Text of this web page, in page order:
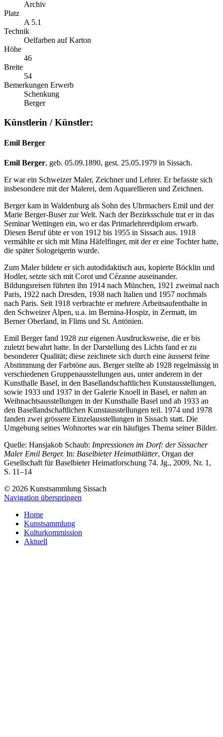
Archiv
Platz
A 5.1
Technik
Oelfarben auf Karton
Höhe
46
Breite
54
Bemerkungen Erwerb
Schenkung
Berger
Künstlerin / Künstler:
Emil Berger
Emil Berger, geb. 05.09.1890, gest. 25.05.1979 in Sissach.
Er war ein Schweizer Maler, Zeichner und Lehrer. Er befasste sich
insbesondere mit der Malerei, dem Aquarellieren und Zeichnen.
Berger kam in Waldenburg als Sohn des Uhrmachers Emil und der
Marie Berger-Buser zur Welt. Nach der Bezirksschule trat er in das
Seminar Wettingen ein, wo er das Primarlehrerdiplom erwarb.
Diesen Beruf übte er von 1912 bis 1955 in Sissach aus. 1918
vermählte er sich mit Mina Häfelfinger, mit der er eine Tochter hatte,
die später Sologeigerin wurde.
Zum Maler bildete er sich autodidaktisch aus, kopierte Böcklin und
Hodler, setzte sich mit Corot und Cézanne auseinander.
Bildungsreisen führten ihn 1914 nach München, 1921 zweimal nach
Paris, 1922 nach Dresden, 1938 nach Italien und 1957 nochmals
nach Paris. Seit 1918 verbrachte er mehrere Arbeitsaufenthalte in
den Schweizer Alpen, u.a. im Bernina-Hospiz, in Zermatt, im
Berner Oberland, in Flims und St. Antönien.
Emil Berger fand 1928 zur eigenen Ausdrucksweise, die er bis
zuletzt bewahrt hatte. In der Darstellung des Lichts fand er zu
besonderer Qualität; diese zeichnete sich durch eine äusserst feine
Abstimmung der Farbtöne aus. Berger stellte ab 1928 regelmässig in
verschiedenen Gruppenausstellungen aus, unter anderem in der
Kunsthalle Basel, in den Basellandschaftlichen Kunstausstellungen,
sowie 1933 und 1937 in der Galerie Knoell in Basel, er nahm an
Weihnachtsausstellungen in der Kunsthalle Basel und ab 1933 an
den Basellandschaftlichen Kunstausstellungen teil. 1974 und 1978
fanden zwei grössere Einzelausstellungen in Sissach statt. Die
Umgebung seines Wohnortes war ein häufiges Thema seiner Bilder.
Quelle: Hansjakob Schaub: Impressionen im Dorf: der Sissacher
Maler Emil Berger. In: Baselbieter Heimatblätter, Organ der
Gesellschaft für Baselbieter Heimatforschung 74. Jg., 2009, Nr. 1,
S. 11–14
© 2026 Kunstsammlung Sissach
Navigation überspringen
Home
Kunstsammlung
Kulturkommission
Aktuell